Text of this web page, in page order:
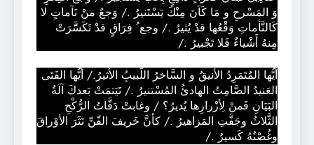
وَ المَسْرحِ و مَا كَاَنَ مِنْكَ يَسْتَنيرُ ./ وَجعٌ منْ نَآماتٍ لا
كَالنَّأماتِ وَقْعُها قدْ يُثيرُ ./ وجع ُ فِرَاقٍ قدْ تَكَسَََّرَتْ
مِنهُ أَشْياءٌ فَلا تَجْبيرُ ./
أَيُّها المُتَمَرِدُ الأنيقُ و السَّاخرُ اللَّبيبُِ الأَثيرُ./ أيُّها الفَتَى
العَنيدُ الصَّامِتُ الهادئُ المُسْتنيرُ ./ تَيَتمَتْ بَعدكَ آلَةُ
البَيَانِ فَمنْ لِأزْرارِها يُديرُ؟ / وغابتْ دَقَّاتُ الرُّكْحِ
الثَّلاثُ وجَفَّتِ المَزاهيرُ ./ كأنَّ خَريفَ الفّنِّ نَثَرَ الأوْراقَ
وغُصْنُهُ كَسيرُ ./